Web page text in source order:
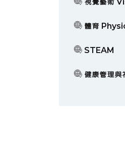
體育
STEAM
健康管理